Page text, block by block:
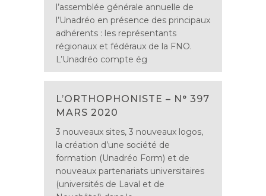
l’assemblée générale annuelle de
l’Unadréo en présence des principaux
adhérents : les représentants
régionaux et fédéraux de la FNO.
L’Unadréo compte ég
L’ORTHOPHONISTE – N° 397
MARS 2020
3 nouveaux sites, 3 nouveaux logos,
la création d’une société de
formation (Unadréo Form) et de
nouveaux partenariats universitaires
(universités de Laval et de